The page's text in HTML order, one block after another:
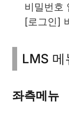
비밀번호
[로그인]
LMS 메
좌측메뉴